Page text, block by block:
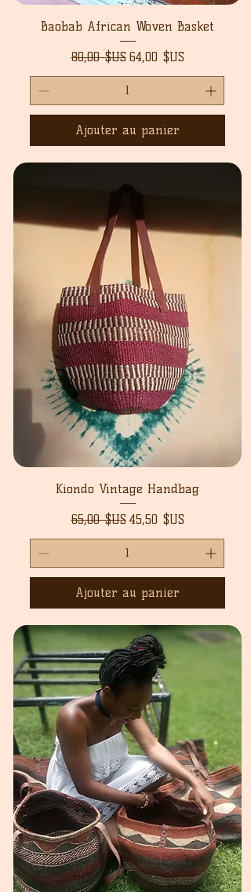
Baobab African Woven Basket
Prix original
80,00 $US Prix promotionnel
64,00 $US
Ajouter au panier
Kiondo Vintage Handbag
Prix original
65,00 $US Prix promotionnel
45,50 $US
Ajouter au panier